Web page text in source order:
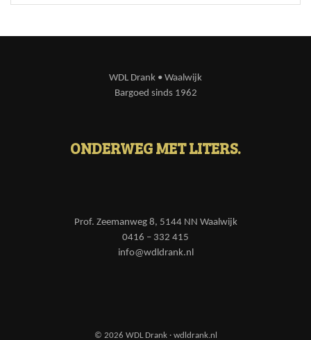
WDL Drank • Waalwijk
Bargoed sinds 1962
ONDERWEG MET LITERS.
Prof. Zeemanweg 8, 5144 NN Waalwijk
0416 – 332 415
info@wdldrank.nl
© 2026 WDL Drank · wdldrank.nl